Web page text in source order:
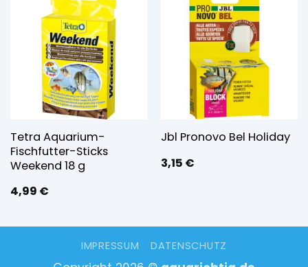
Tetra Aquarium-
Fischfutter-Sticks
Weekend 18 g
4,99 €
Jbl Pronovo Bel Holiday
3,15 €
IMPRESSUM DATENSCHUTZ